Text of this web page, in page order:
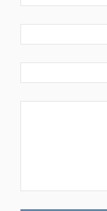
Termine/Training